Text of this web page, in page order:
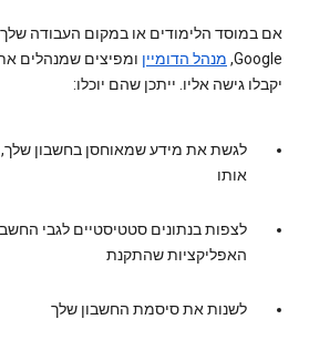
אם במוסד הלימודים או במקום העבודה
Google, מנהל הדומיין
יקבלו גישה אליו. ייתכן שהם יוכלו:
לגשת את מידע שמאוחסן בחשבון שלך,
אותו
לצפות בנתונים סטטיסטיים לגבי
האפליקציות שהתקנת
לשנות את סיסמת החשבון שלך